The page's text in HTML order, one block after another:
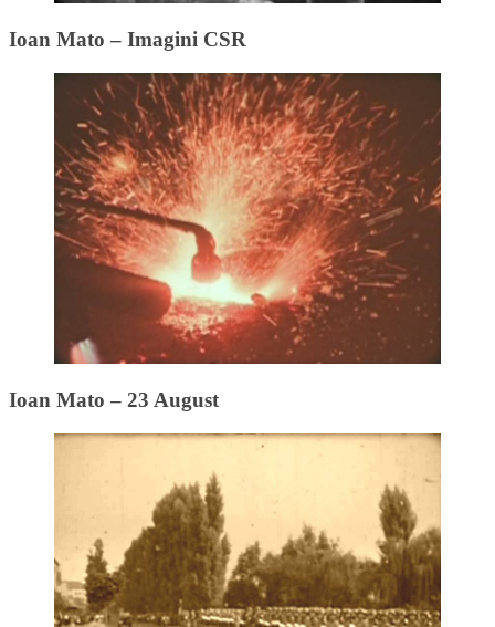
Ioan Mato – Imagini CSR
Ioan Mato – 23 August